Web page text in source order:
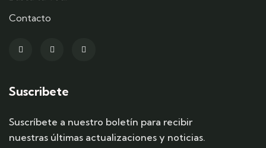
Contacto
Suscribete
Suscríbete a nuestro boletín para recibir
nuestras últimas actualizaciones y noticias.